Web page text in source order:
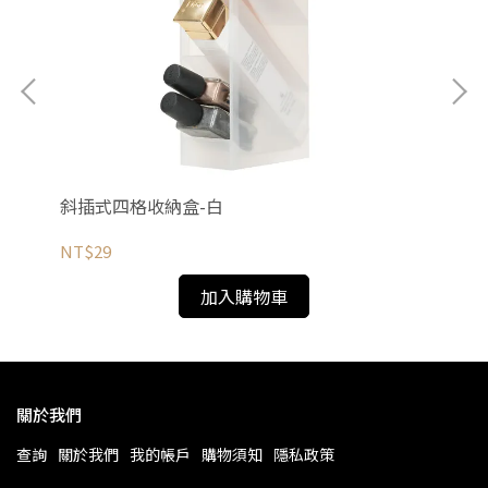
斜插式四格收納盒-白
NT$29
加入購物車
關於我們
查詢 關於我們 我的帳戶 購物須知 隱私政策